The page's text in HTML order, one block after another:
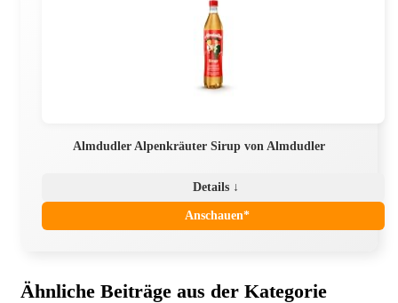
Almdudler Alpenkräuter Sirup von Almdudler
Details ↓
Anschauen*
Ähnliche Beiträge aus der Kategorie